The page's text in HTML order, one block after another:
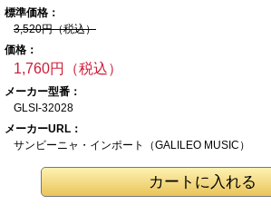
標準価格：
3,520円（税込）
価格：
1,760円（税込）
メーカー型番：
GLSI-32028
メーカーURL：
サンビーニャ・イ ンポート（GALILEO MUSIC）